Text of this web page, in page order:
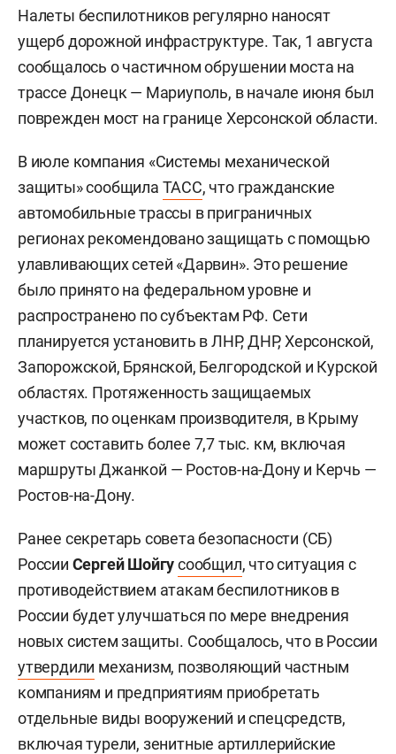
Налеты беспилотников регулярно наносят
ущерб дорожной инфраструктуре. Так, 1 августа
сообщалось о частичном обрушении моста на
трассе Донецк — Мариуполь, в начале июня был
поврежден мост на границе Херсонской области.
В июле компания «Системы механической
защиты» сообщила ТАСС, что гражданские
автомобильные трассы в приграничных
регионах рекомендовано защищать с помощью
улавливающих сетей «Дарвин». Это решение
было принято на федеральном уровне и
распространено по субъектам РФ. Сети
планируется установить в ЛНР, ДНР, Херсонской,
Запорожской, Брянской, Белгородской и Курской
областях. Протяженность защищаемых
участков, по оценкам производителя, в Крыму
может составить более 7,7 тыс. км, включая
маршруты Джанкой — Ростов-на-Дону и Керчь —
Ростов-на-Дону.
Ранее секретарь совета безопасности (СБ)
России Сергей Шойгусообщил, что ситуация с
противодействием атакам беспилотников в
России будет улучшаться по мере внедрения
новых систем защиты. Сообщалось, что в России
утвердили механизм, позволяющий частным
компаниям и предприятиям приобретать
отдельные виды вооружений и спецсредств,
включая турели, зенитные артиллерийские